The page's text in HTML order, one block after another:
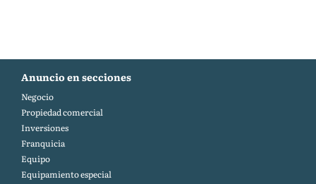
Anuncio en secciones
Negocio
Propiedad comercial
Inversiones
Franquicia
Equipo
Equipamiento especial